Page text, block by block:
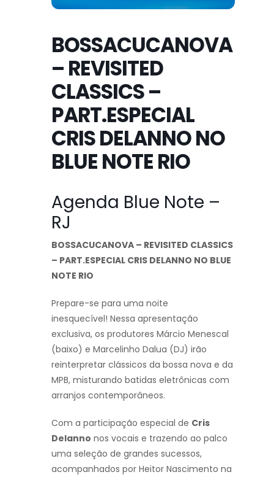
BOSSACUCANOVA
– REVISITED
CLASSICS –
PART.ESPECIAL
CRIS DELANNO NO
BLUE NOTE RIO
Agenda Blue Note –
RJ
BOSSACUCANOVA – REVISITED CLASSICS
– PART.ESPECIAL CRIS DELANNO NO BLUE
NOTE RIO
Prepare-se para uma noite
inesquecível! Nessa apresentação
exclusiva, os produtores Márcio Menescal
(baixo) e Marcelinho Dalua (DJ) irão
reinterpretar clássicos da bossa nova e da
MPB, misturando batidas eletrônicas com
arranjos contemporâneos.
Com a participação especial de Cris
Delanno nos vocais e trazendo ao palco
uma seleção de grandes sucessos,
acompanhados por Heitor Nascimento na